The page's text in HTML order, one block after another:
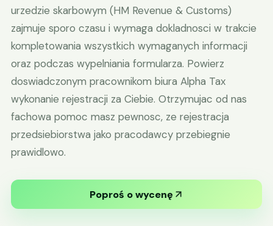
urzedzie skarbowym (HM Revenue & Customs)
zajmuje sporo czasu i wymaga dokladnosci w trakcie
kompletowania wszystkich wymaganych informacji
oraz podczas wypelniania formularza. Powierz
doswiadczonym pracownikom biura Alpha Tax
wykonanie rejestracji za Ciebie. Otrzymujac od nas
fachowa pomoc masz pewnosc, ze rejestracja
przedsiebiorstwa jako pracodawcy przebiegnie
prawidlowo.
Poproś o wycenę